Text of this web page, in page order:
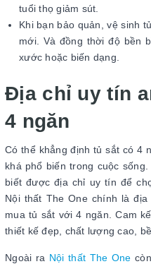
tuổi thọ giảm sút.
Khi bạn bảo quản, vệ sinh
mới. Và đồng thời độ bền
xước hoặc biến dạng.
Địa chỉ uy tín
4 ngăn
Có thể khẳng định tủ sắt có 4
khá phổ biến trong cuộc
biết được địa chỉ uy tín để
Nội thất The One chính là
mua tủ sắt với 4 ngăn. Cam
thiết kế đẹp, chất lượng cao,
Ngoài ra Nội thất The One